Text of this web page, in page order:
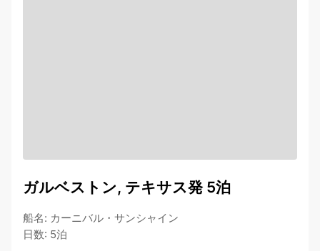
ガルベストン, テキサス発 5泊
船名: カーニバル・サンシャイン
日数: 5泊